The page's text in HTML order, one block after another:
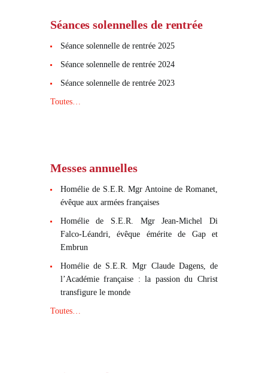
Séances solennelles de rentrée
Séance solennelle de rentrée 2025
Séance solennelle de rentrée 2024
Séance solennelle de rentrée 2023
Toutes…
Messes annuelles
Homélie de S.E.R. Mgr Antoine de Romanet,
évêque aux armées françaises
Homélie de S.E.R. Mgr Jean-Michel Di
Falco-Léandri, évêque émérite de Gap et
Embrun
Homélie de S.E.R. Mgr Claude Dagens, de
l’Académie française : la passion du Christ
transfigure le monde
Toutes…